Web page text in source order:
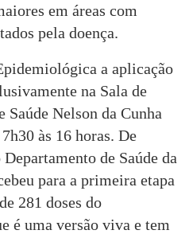
em áreas com
pela doença.
a aplicação
na Sala de
Saúde Nelson da Cunha
às 16 horas. De
de Saúde da
para a primeira etapa
281 doses do
é uma versão viva e tem